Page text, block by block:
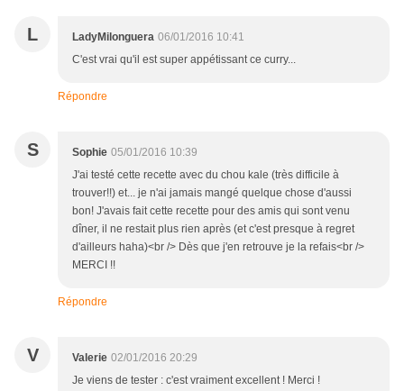
L LadyMilonguera 06/01/2016 10:41
C'est vrai qu'il est super appétissant ce curry...
Répondre
S Sophie 05/01/2016 10:39
J'ai testé cette recette avec du chou kale (très difficile à
trouver!!) et... je n'ai jamais mangé quelque chose d'aussi
bon! J'avais fait cette recette pour des amis qui sont venu
dîner, il ne restait plus rien après (et c'est presque à regret
d'ailleurs haha)<br /> Dès que j'en retrouve je la refais<br />
MERCI !!
Répondre
V Valerie 02/01/2016 20:29
Je viens de tester : c'est vraiment excellent ! Merci !